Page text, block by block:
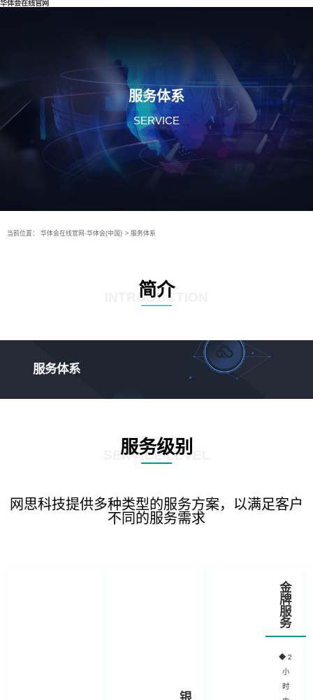
华体会在线官网
服务体系
SERVICE
当前位置： 华体会在线官网-华体会(中国) > 服务体系
简介
INTRODUCTION
服务体系
服务级别
SERVICE LEVEL
网思科技提供多种类型的服务方案，以满足客户
不同的服务需求
金
牌
服
务
◆2
小
时